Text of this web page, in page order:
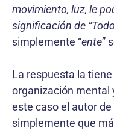
movi­miento, luz, le
significación de
simplemente “ente”
La respuesta la
organización mental
este caso el autor
simplemente que